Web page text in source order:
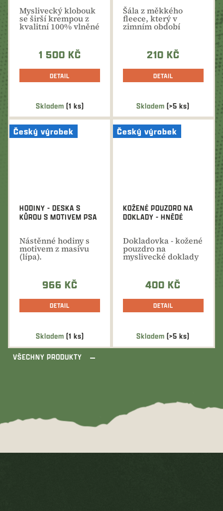
Skladem (1 ks)
Myslivecký klobouk
se širší krempou z
kvalitní 100% vlněné
1 500 KČ
DETAIL
Skladem(>5 ks)
​Šála z měkkého
fleece, který v
zimním období
210 KČ
DETAIL
Český výrobek
Skladem (1 ks)
HODINY - DESKA S
KŮROU S MOTIVEM PSA
Nástěnné hodiny s
motivem z masivu
(lípa).
966 KČ
DETAIL
Český výrobek
Skladem(>5 ks)
KOŽENÉ POUZDRO NA
DOKLADY - HNĚDÉ
Dokladovka - kožené
pouzdro na
myslivecké doklady
s různými motivy
400 KČ
DETAIL
VŠECHNY PRODUKTY